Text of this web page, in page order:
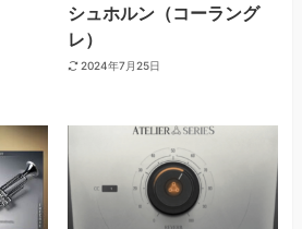
シュホルン（コーラング
レ）
2024年7月25日